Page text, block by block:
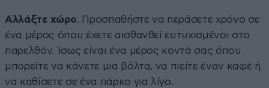
Αλλάξτε χώρο. Προσπαθήστε να περάσετε χρόνο σε
ένα μέρος όπου έχετε αισθανθεί ευτυχισμένοι στο
παρελθόν. Ίσως είναι ένα μέρος κοντά σας όπου
μπορείτε να κάνετε μια βόλτα, να πιείτε έναν καφέ ή
να καθίσετε σε ένα πάρκο για λίγο.